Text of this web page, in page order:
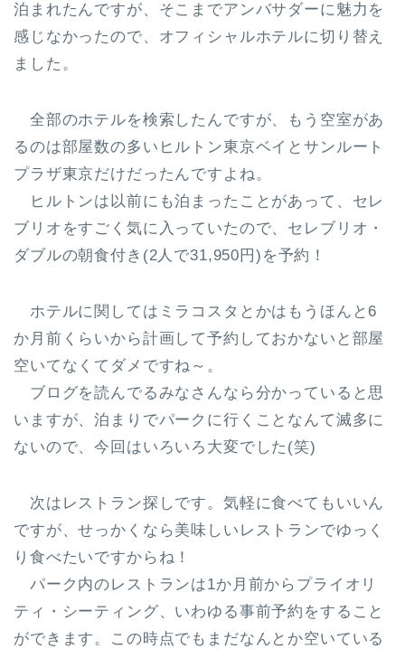
泊まれたんですが、そこまでアンバサダーに魅力を
感じなかったので、オフィシャルホテルに切り替え
ました。
全部のホテルを検索したんですが、もう空室があ
るのは部屋数の多いヒルトン東京ベイとサンルート
プラザ東京だけだったんですよね。
ヒルトンは以前にも泊まったことがあって、セレ
ブリオをすごく気に入っていたので、セレブリオ・
ダブルの朝食付き(2人で31,950円)を予約！
ホテルに関してはミラコスタとかはもうほんと6
か月前くらいから計画して予約しておかないと部屋
空いてなくてダメですね～。
ブログを読んでるみなさんなら分かっていると思
いますが、泊まりでパークに行くことなんて滅多に
ないので、今回はいろいろ大変でした(笑)
次はレストラン探しです。気軽に食べてもいいん
ですが、せっかくなら美味しいレストランでゆっく
り食べたいですからね！
パーク内のレストランは1か月前からプライオリ
ティ・シーティング、いわゆる事前予約をすること
ができます。この時点でもまだなんとか空いている